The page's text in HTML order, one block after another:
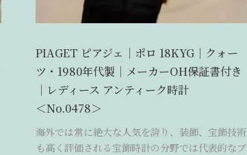
PIAGET ピアジェ｜ポロ 18KYG｜クォー
ツ・1980年代製｜メーカーOH保証書付き
｜レディース アンティーク時計
＜No.0478＞
海外では常に絶大な人気を誇り、装飾、宝飾技術
も高く評価される宝飾時計の分野では代表的なブ